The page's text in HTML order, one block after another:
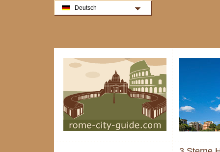
Deutsch